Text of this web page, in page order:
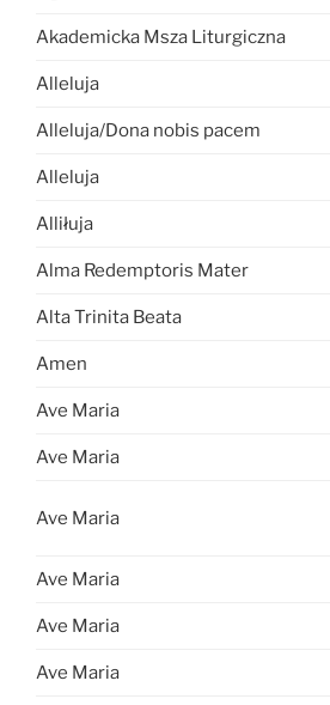
Akademicka Msza Liturgiczna
Alleluja
Alleluja/Dona nobis pacem
Alleluja
Alliłuja
Alma Redemptoris Mater
Alta Trinita Beata
Amen
Ave Maria
Ave Maria
Ave Maria
Ave Maria
Ave Maria
Ave Maria